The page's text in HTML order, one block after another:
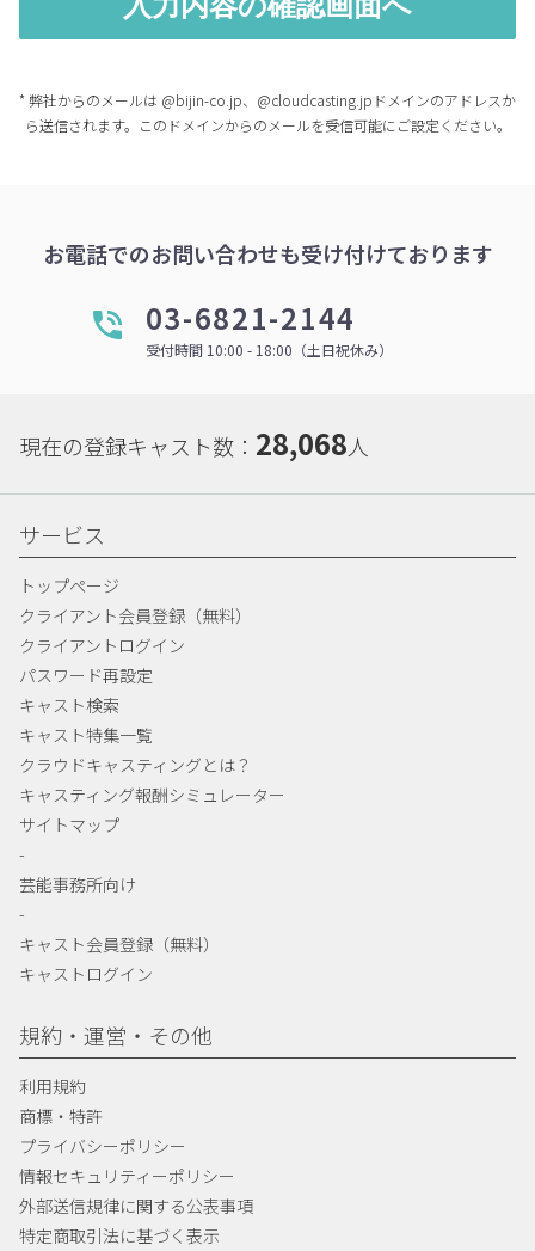
* 弊社からのメールは @bijin-co.jp、@cloudcasting.jpドメインのアドレスか
ら送信されます。このドメインからのメールを受信可能にご設定ください。
お電話でのお問い合わせも受け付けております
03-6821-2144
受付時間 10:00 - 18:00（土日祝休み）
現在の登録キャスト数： 28,068人
サービス
トップページ
クライアント会員登録（無料）
クライアントログイン
パスワード再設定
キャスト検索
キャスト特集一覧
クラウドキャスティングとは？
キャスティング報酬シミュレーター
サイトマップ
-
芸能事務所向け
-
キャスト会員登録（無料）
キャストログイン
規約・運営・その他
利用規約
商標・特許
プライバシーポリシー
情報セキュリティーポリシー
外部送信規律に関する公表事項
特定商取引法に基づく表示